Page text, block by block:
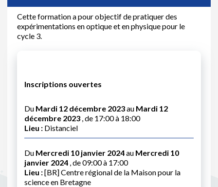
Cette formation a pour objectif de pratiquer des
expérimentations en optique et en physique pour le
cycle 3.
Inscriptions ouvertes
Du Mardi 12 décembre 2023au Mardi 12
décembre 2023 , de 17:00 à 18:00
Lieu : Distanciel
Du Mercredi 10 janvier 2024au Mercredi 10
janvier 2024 , de 09:00 à 17:00
Lieu :[BR] Centre régional de la Maison pour la
science en Bretagne